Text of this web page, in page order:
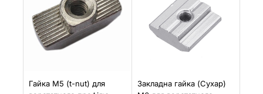
Гайка М5 (t-nut) для
Закладна гайка (Сухар)